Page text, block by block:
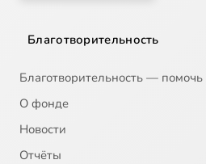
Благотворительность
Благотворительность —
О фонде
Новости
Отчёты